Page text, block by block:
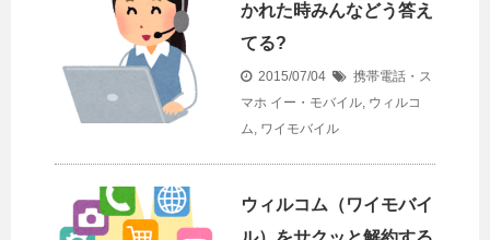
かれた時みんなどう答え
てる?
2015/07/04
携帯電話・ス
マホ イー・モバイル, ウィルコ
ム, ワイモバイル
ウィルコム（ワイモバイ